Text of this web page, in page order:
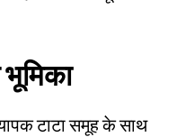
टाटा समूह के साथ